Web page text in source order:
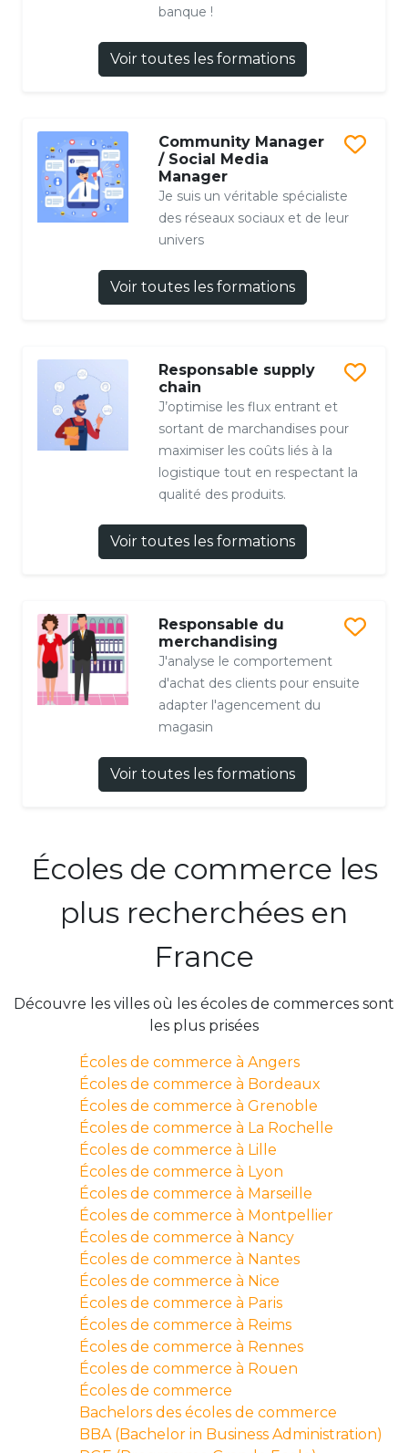
banque !
Voir toutes les formations
Community Manager
/ Social Media
Manager
Je suis un véritable spécialiste
des réseaux sociaux et de leur
univers
Voir toutes les formations
Responsable supply
chain
J’optimise les flux entrant et
sortant de marchandises pour
maximiser les coûts liés à la
logistique tout en respectant la
qualité des produits.
Voir toutes les formations
Responsable du
merchandising
J'analyse le comportement
d'achat des clients pour ensuite
adapter l'agencement du
magasin
Voir toutes les formations
Écoles de commerce les
plus recherchées en
France
Découvre les villes où les écoles de commerces sont
les plus prisées
Écoles de commerce à Angers
Écoles de commerce à Bordeaux
Écoles de commerce à Grenoble
Écoles de commerce à La Rochelle
Écoles de commerce à Lille
Écoles de commerce à Lyon
Écoles de commerce à Marseille
Écoles de commerce à Montpellier
Écoles de commerce à Nancy
Écoles de commerce à Nantes
Écoles de commerce à Nice
Écoles de commerce à Paris
Écoles de commerce à Reims
Écoles de commerce à Rennes
Écoles de commerce à Rouen
Écoles de commerce
Bachelors des écoles de commerce
BBA (Bachelor in Business Administration)